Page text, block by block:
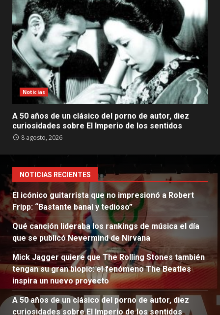
Noticias
A 50 años de un clásico del porno de autor, diez
curiosidades sobre El Imperio de los sentidos
8 agosto, 2026
NOTICIAS RECIENTES
El icónico guitarrista que no impresionó a Robert
Fripp: “Bastante banal y tedioso”
Qué canción lideraba los rankings de música el día
que se publicó Nevermind de Nirvana
Mick Jagger quiere que The Rolling Stones también
tengan su gran biopic: el fenómeno The Beatles
inspira un nuevo proyecto
A 50 años de un clásico del porno de autor, diez
curiosidades sobre El Imperio de los sentidos